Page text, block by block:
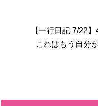
【一行日記 7/22
これはもう自分